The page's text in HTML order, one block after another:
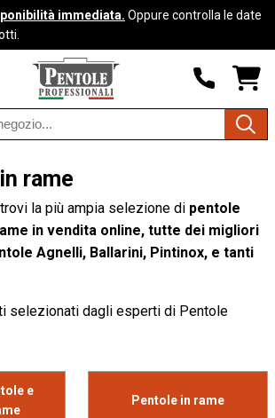
immediata. Oppure controlla le date
0
rame
la più ampia selezione di pentole
in vendita online, tutte dei migliori
Agnelli, Ballarini, Pintinox, e tanti
selezionati dagli esperti di Pentole
e
Pentole in rame